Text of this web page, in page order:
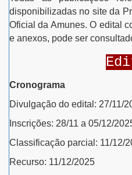
disponibilizadas no site da
Oficial da Amunes. O edital
e anexos, pode ser
Cronograma
Divulgação do edital: 27/11/
Inscrições: 28/11 a 05/12/
Classificação parcial: 11/12/
Recurso: 11/12/2025